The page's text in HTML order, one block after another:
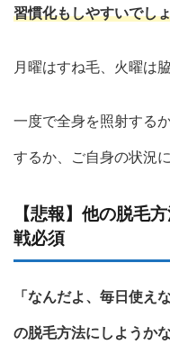
習慣化もしやすいでし
月曜はすね毛、火曜は
一度で全身を照射する
するか、ご自身の状況
【悲報】他の脱毛
戦必須
「なんだよ、毎日使え
の脱毛方法にしようかな